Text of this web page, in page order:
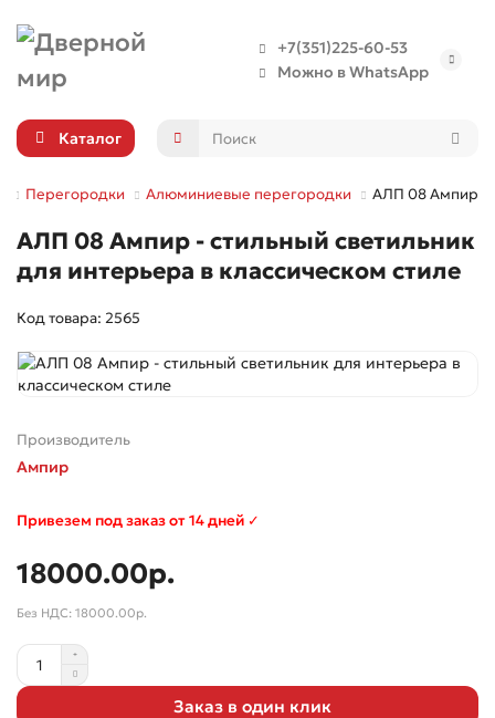
+7(351)225-60-53
Можно в WhatsApp
Каталог
Перегородки Алюминиевые перегородки АЛП 08 Ампир
АЛП 08 Ампир - стильный светильник
для интерьера в классическом стиле
Код товара: 2565
Производитель
Ампир
Привезем под заказ от 14 дней ✓
18000.00р.
Без НДС: 18000.00р.
Заказ в один клик